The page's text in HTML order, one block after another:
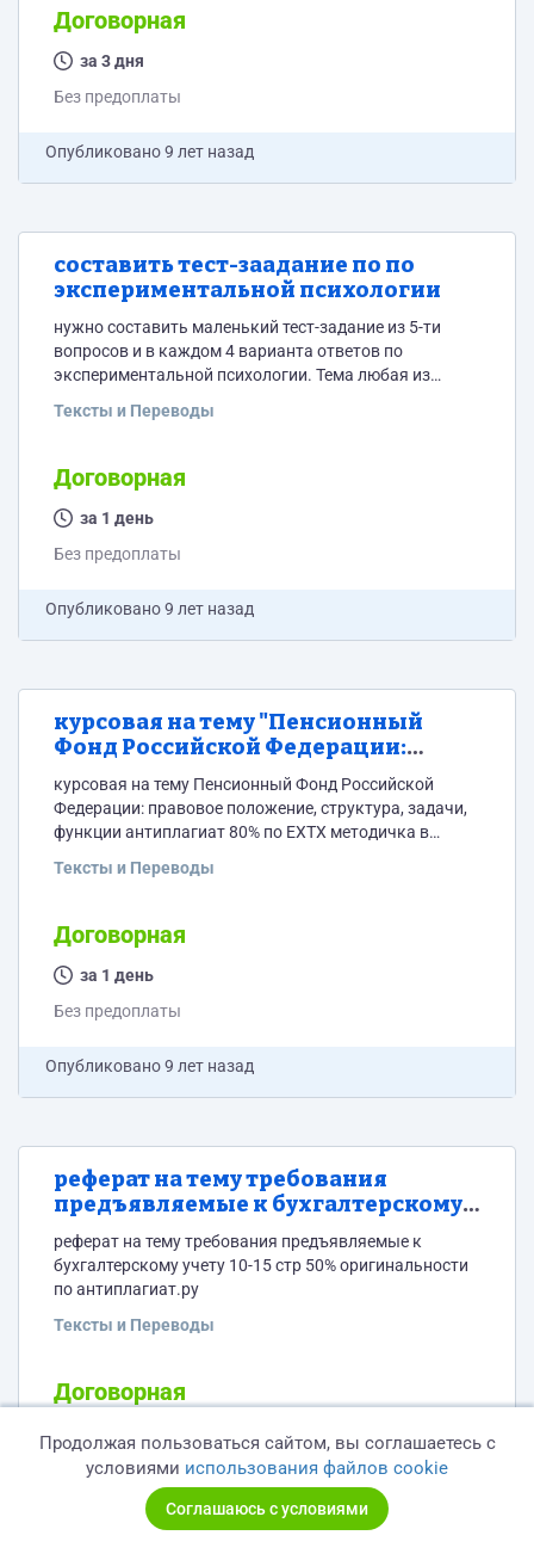
Договорная
за 3 дня
Без предоплаты
Опубликовано9 лет назад
составить тест-заадание по по
экспериментальной психологии
нужно составить маленький тест-задание из 5-ти
вопросов и в каждом 4 варианта ответов по
экспериментальной психологии. Тема любая из
http://univer.nuczu.edu.ua/tmp_metod/655/
Тексты и Переводы
Договорная
за 1 день
Без предоплаты
Опубликовано9 лет назад
курсовая на тему "Пенсионный
Фонд Российской Федерации:
правовое положение, структура,
задачи, функции"
курсовая на тему Пенсионный Фонд Российской
Федерации: правовое положение, структура, задачи,
функции антиплагиат 80% по ЕХТХ методичка в
Тексты и Переводы
Договорная
за 1 день
Без предоплаты
Опубликовано9 лет назад
реферат на тему требования
предъявляемые к бухгалтерскому
учету
реферат на тему требования предъявляемые к
бухгалтерскому учету 10-15 стр 50% оригинальности
по антиплагиат.ру
Тексты и Переводы
Договорная
Без предоплаты
Опубликовано
Продолжая пользоваться сайтом, вы соглашаетесь с
условиями использования файлов cookie
Соглашаюсь с условиями